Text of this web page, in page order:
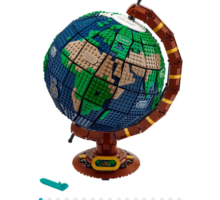
прожекторов, громкоговорители, зеркала заднего
вида и дворники делают кабину очень реалистичной.
Благодаря открывающимся дверям и съёмной крыше
можно заглянуть внутрь и рассмотреть не только
приборную панель и рулевое управление, но и
спальное место с кроватью и телевизором. Прицеп
грузовика представляет собой усиленную платформу,
служащую опорой для карусели.
Во время транспортировки все элементы аттракциона
находятся в сложенном компактном виде. После
расцепки с кабиной, опускания лестницы, установки
ограждения и моторного механизма наступает время
трансформации основных элементов. Синий, жёлтый
и красный сектора вытягиваются перпендикулярно
друг другу. В них закрепляются вращающиеся
сидения и фонарики. На некоторых поверхностях